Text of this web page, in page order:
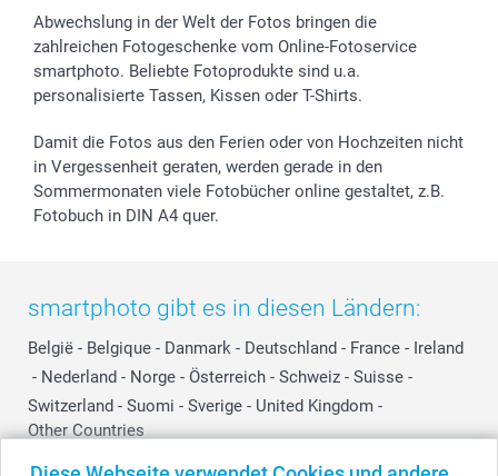
Widerrufsrecht
Zu allen Anlässen
Status der Bestellung
smartfriends
smartgarantie
smartbonus
Abwechslung in der Welt der Fotos bringen die
zahlreichen Fotogeschenke vom Online-Fotoservice
smartphoto. Beliebte Fotoprodukte sind u.a.
personalisierte Tassen, Kissen oder T-Shirts.
Damit die Fotos aus den Ferien oder von Hochzeiten nicht
in Vergessenheit geraten, werden gerade in den
Sommermonaten viele Fotobücher online gestaltet, z.B.
Fotobuch in DIN A4 quer.
smartphoto gibt es in diesen Ländern:
België - Belgique - Danmark - Deutschland - France - Ireland
- Nederland - Norge - Österreich - Schweiz - Suisse -
Switzerland - Suomi - Sverige - United Kingdom -
Other Countries